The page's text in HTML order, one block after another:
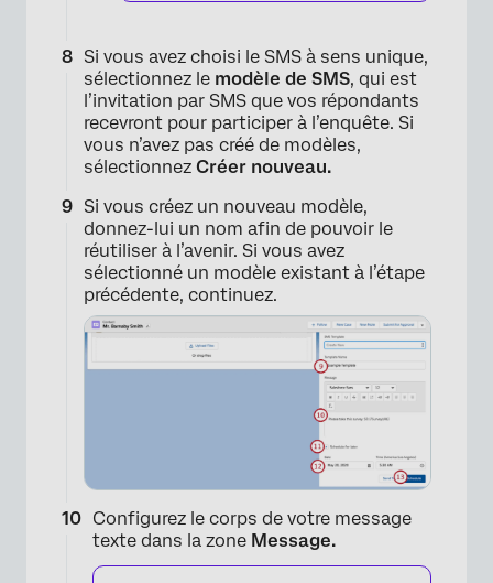
Si vous avez choisi le SMS à sens unique,
sélectionnez le modèle de SMS, qui est
l’invitation par SMS que vos répondants
recevront pour participer à l’enquête. Si
vous n’avez pas créé de modèles,
sélectionnez Créer nouveau.
Si vous créez un nouveau modèle,
donnez-lui un nom afin de pouvoir le
réutiliser à l’avenir. Si vous avez
sélectionné un modèle existant à l’étape
précédente, continuez.
Configurez le corps de votre message
texte dans la zone Message.